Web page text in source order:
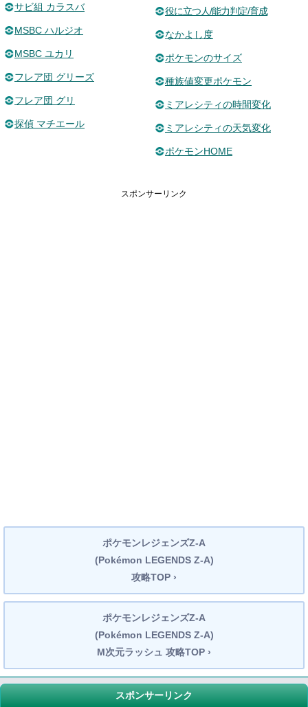
サビ組 カラスバ
MSBC ハルジオ
MSBC ユカリ
フレア団 グリーズ
フレア団 グリ
探偵 マチエール
役に立つ人/能力判定/育成
なかよし度
ポケモンのサイズ
種族値変更ポケモン
ミアレシティの時間変化
ミアレシティの天気変化
ポケモンHOME
スポンサーリンク
ポケモンレジェンズZ-A
(Pokémon LEGENDS Z-A)
攻略TOP ›
ポケモンレジェンズZ-A
(Pokémon LEGENDS Z-A)
M次元ラッシュ 攻略TOP ›
スポンサーリンク